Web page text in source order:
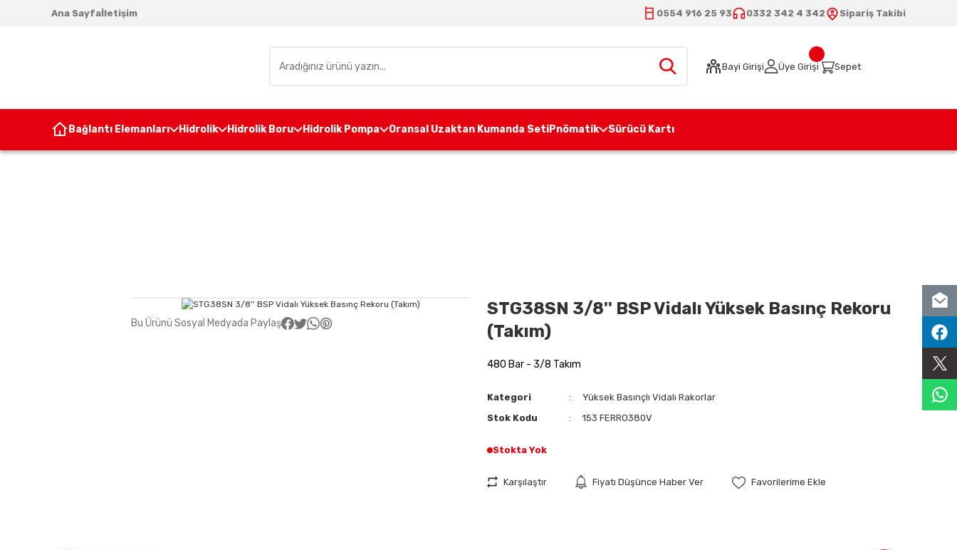
Ana Sayfaİletişim 0554 916 25 93 0332 342 4 342 Sipariş Takibi
Bayi Girişi Üye Girişi Sepet
Bağlantı Elemanları Hidrolik Hidrolik Boru Hidrolik Pompa Oransal Uzaktan Kumanda SetiPnömatik Sürücü Kartı
Bu Ürünü Sosyal Medyada Paylaş
STG38SN 3/8'' BSP Vidalı Yüksek Basınç Rekoru
(Takım)
480 Bar - 3/8 Takım
Kategori
Yüksek Basınçlı Vidalı Rakorlar
Stok Kodu
153 FERRO380V
Stokta Yok
Karşılaştır Fiyatı Düşünce Haber Ver